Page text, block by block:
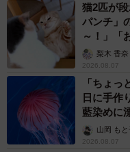
猫2匹が
パンチ」
～！」「
梨木 香奈
2026.08.07
「ちょ
日に手
藍染めに
ごい」山岡 もと
2026.08.07